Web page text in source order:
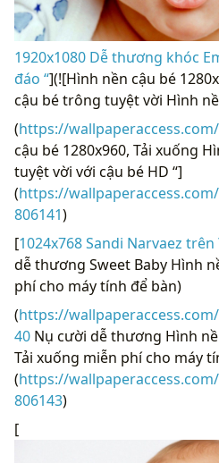
1920x1080 Dễ thương khóc
đáo “](![Hình nền cậu bé
cậu bé trông tuyệt vời Hình
(https://
cậu bé 1280x960, Tải xuống
tuyệt vời với cậu bé HD “]
(https://
806141)
[1024x768 Sandi Narvaez
dễ thương Sweet Baby Hình
phí cho máy tính để bàn)
(https://
40 Nụ cười dễ thương Hình
Tải xuống miễn phí cho máy
(https://
806143)
[